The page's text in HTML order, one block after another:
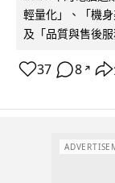
輕量化」、「機
及「品質與售後
37 8 ↗